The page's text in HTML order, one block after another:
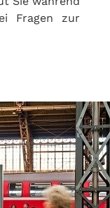
Fragen zur